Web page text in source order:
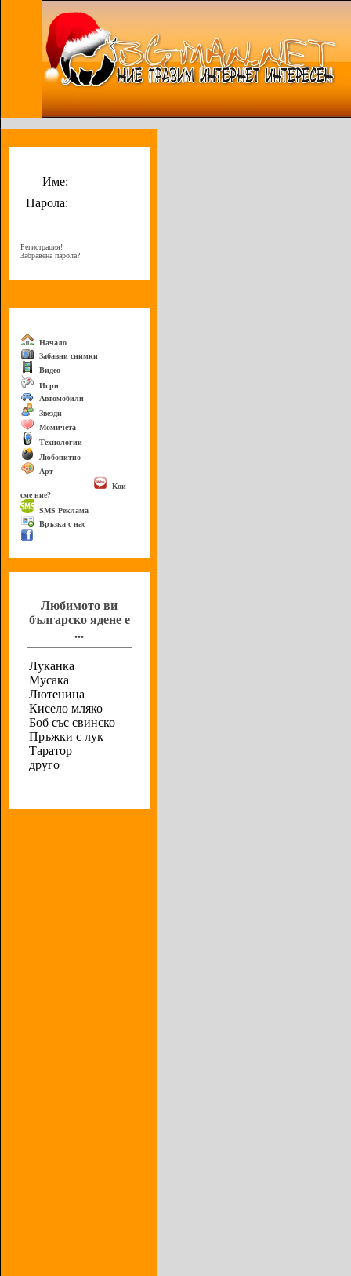
Име:
Парола:
Регистрация!
Забравена парола?
Начало
Забавни снимки
Видео
Игри
Автомобили
Звезди
Момичета
Технологии
Любопитно
Арт
------------------------------
Кои
сме ние?
SMS Реклама
Връзка с нас
Любимото ви
българско ядене е
...
Луканка
Мусака
Лютеница
Кисело мляко
Боб със свинско
Пръжки с лук
Таратор
друго